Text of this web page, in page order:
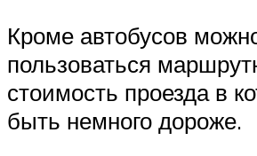
Кроме автобусов
пользоваться
стоимость проезда в
быть немного дороже.